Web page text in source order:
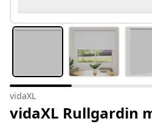
vidaXL
vidaXL Rullgardin